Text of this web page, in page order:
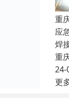
重
应
焊
重
24-
更